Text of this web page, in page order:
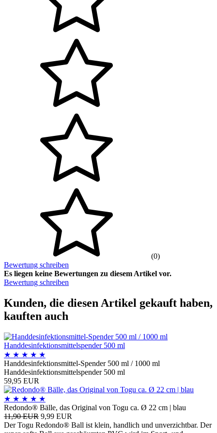
(0)
Bewertung schreiben
Es liegen keine Bewertungen zu diesem Artikel vor.
Bewertung schreiben
Kunden, die diesen Artikel gekauft haben,
kauften auch
★ ★ ★ ★ ★
Handdesinfektionsmittel-Spender 500 ml / 1000 ml
Handdesinfektionsmittelspender 500 ml
59,95 EUR
★ ★ ★ ★ ★
Redondo® Bälle, das Original von Togu ca. Ø 22 cm | blau
11,90 EUR 9,99 EUR
Der Togu Redondo® Ball ist klein, handlich und unverzichtbar. Der